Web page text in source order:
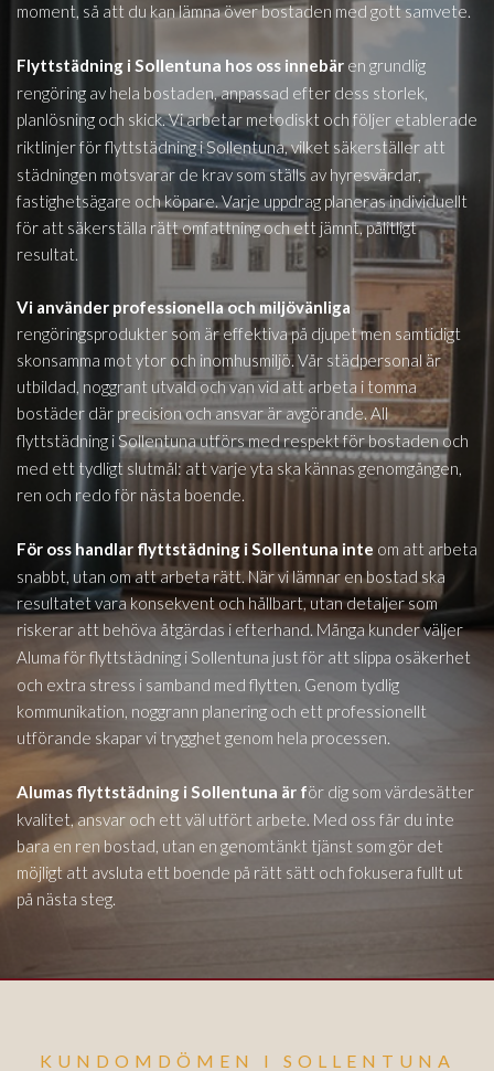
moment, så att du kan lämna över bostaden med gott samvete.
Flyttstädning i Sollentuna hos oss innebär en grundlig
rengöring av hela bostaden, anpassad efter dess storlek,
planlösning och skick. Vi arbetar metodiskt och följer etablerade
riktlinjer för flyttstädning iSollentuna, vilket säkerställer att
städningen motsvarar de krav som ställs av hyresvärdar,
fastighetsägare och köpare. Varje uppdrag planeras individuellt
för att säkerställa rätt omfattning och ett jämnt, pålitligt
resultat.
Vi använder professionella och miljövänliga
rengöringsprodukter som är effektiva på djupet men samtidigt
skonsamma mot ytor och inomhusmiljö. Vår städpersonal är
utbildad, noggrant utvald och van vid att arbeta i tomma
bostäder där precision och ansvar är avgörande. All
flyttstädning i Sollentunautförs med respekt för bostaden och
med ett tydligt slutmål: att varje yta ska kännas genomgången,
ren och redo för nästa boende.
För oss handlar flyttstädning i Sollentuna inte om att arbeta
snabbt, utan om att arbeta rätt. När vi lämnar en bostad ska
resultatet vara konsekvent och hållbart, utan detaljer som
riskerar att behöva åtgärdas i efterhand. Många kunder väljer
Aluma för flyttstädning i Sollentuna just för att slippa osäkerhet
och extra stress i samband med flytten. Genom tydlig
kommunikation, noggrann planering och ett professionellt
utförande skapar vi trygghet genom hela processen.
Alumas flyttstädning i Sollentuna är för dig som värdesätter
kvalitet, ansvar och ett väl utfört arbete. Med oss får du inte
bara en ren bostad, utan en genomtänkt tjänst som gör det
möjligt att avsluta ett boende på rätt sätt och fokusera fullt ut
på nästa steg.
KUNDOMDÖMEN I SOLLENTUNA